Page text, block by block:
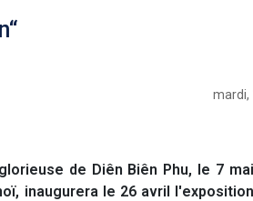
mardi,
de Diên Biên Phu, le 7
inaugurera le 26 avril